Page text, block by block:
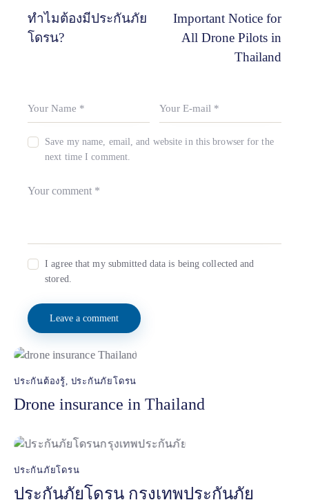
ทำไมต้องมีประกันภัย
โดรน?
Important Notice for
All Drone Pilots in
Thailand
Save my name, email, and website in this browser for the
next time I comment.
I agree that my submitted data is being collected and
stored.
ประกันต้องรู้ ประกันภัยโดรน
Drone insurance in Thailand
ประกันภัยโดรน
ประกันภัยโดรน กรุงเทพประกันภัย